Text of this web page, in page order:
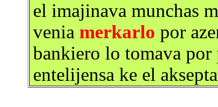
el imajinava munchas
venia merkarlo por
bankiero lo tomava
entelijensa ke el